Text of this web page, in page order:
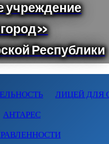
ЛИЦЕЙ ДЛЯ
АНТАРЕС